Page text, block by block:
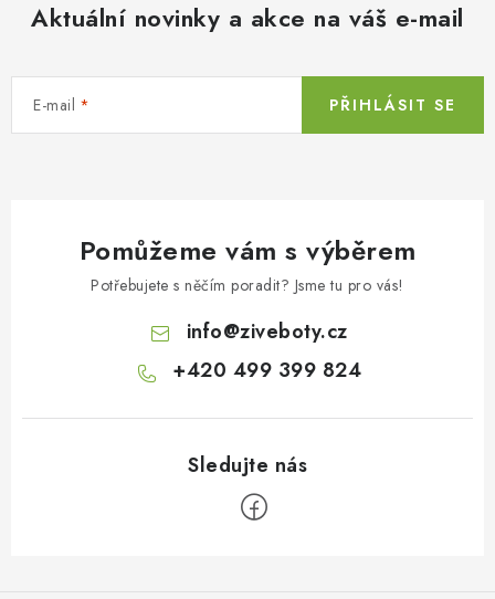
Aktuální novinky a akce na váš e-mail
E-mail PŘIHLÁSIT SE
Pomůžeme vám s výběrem
Potřebujete s něčím poradit? Jsme tu pro vás!
info@ziveboty.cz
+420 499 399 824